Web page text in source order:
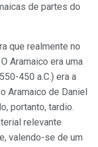
de partes do
que realmente no
Aramaico era uma
450 a.C.) era a
Aramaico de Daniel
portanto, tardio.
relevante
valendo-se de um